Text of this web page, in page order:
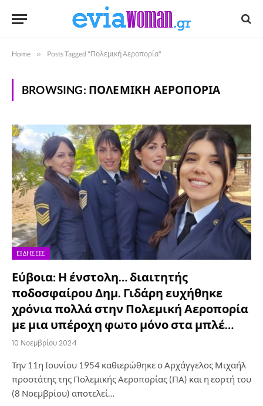
Home » Posts Tagged "Πολεμική Αεροπορία"
BROWSING: ΠΟΛΕΜΙΚΉ ΑΕΡΟΠΟΡΊΑ
ΕΙΔΉΣΕΙΣ
Εύβοια: Η ένστολη… διαιτητής
ποδοσφαίρου Δημ. Γιδάρη ευχήθηκε
χρόνια πολλά στην Πολεμική Αεροπορία
με μια υπέροχη φωτο μόνο στα μπλέ…
10 Νοεμβρίου 2024
Την 11η Ιουνίου 1954 καθιερώθηκε ο Αρχάγγελος Μιχαήλ
προστάτης της Πολεμικής Αεροπορίας (ΠΑ) και η εορτή του
(8 Νοεμβρίου) αποτελεί…